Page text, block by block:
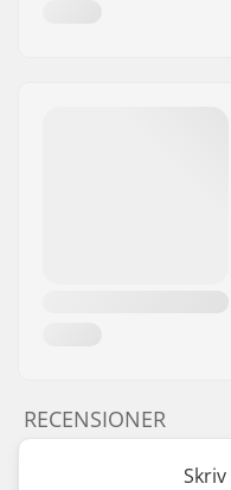
RECENSIONER